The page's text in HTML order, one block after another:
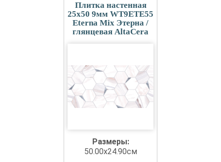
Плитка настенная
25x50 9мм WT9ETE55
Eterna Mix Этерна /
глянцевая AltaCera
Размеры:
50.00x24.90см